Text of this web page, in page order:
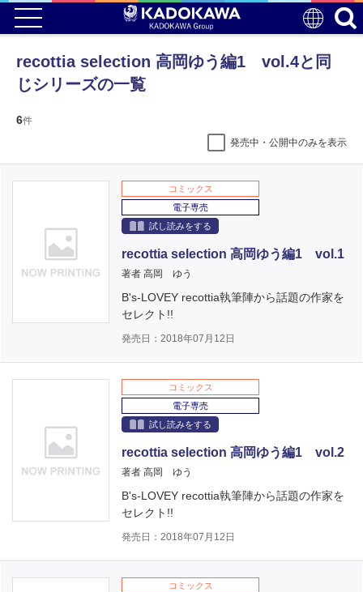
recottia selection 高岡ゆう編1 vol.4と同
じシリーズの一覧
6件
発売中・公開中のみを表示
コミックス
電子専売
試し読みをする
recottia selection 高岡ゆう編1 vol.1
著者 高岡 ゆう
B's-LOVEY recottia執筆陣から話題の作家を
セレクト!!
発売日：2018年07月12日
コミックス
電子専売
試し読みをする
recottia selection 高岡ゆう編1 vol.2
著者 高岡 ゆう
B's-LOVEY recottia執筆陣から話題の作家を
セレクト!!
発売日：2018年07月12日
コミックス